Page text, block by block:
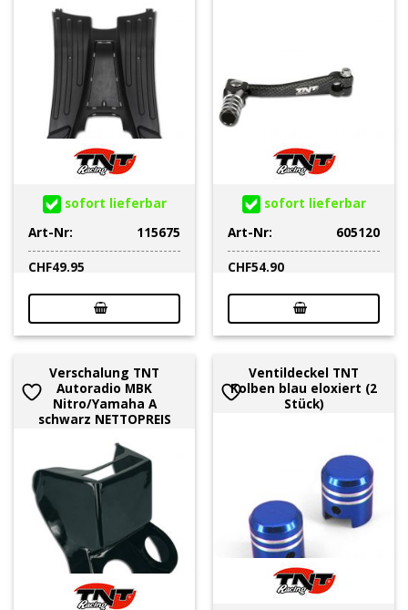
sofort lieferbar
Art-Nr:
115675
CHF49.95
sofort lieferbar
Art-Nr:
605120
CHF54.90
Verschalung TNT
Autoradio MBK
Nitro/Yamaha A
schwarz NETTOPREIS
Ventildeckel TNT
Kolben blau eloxiert (2
Stück)